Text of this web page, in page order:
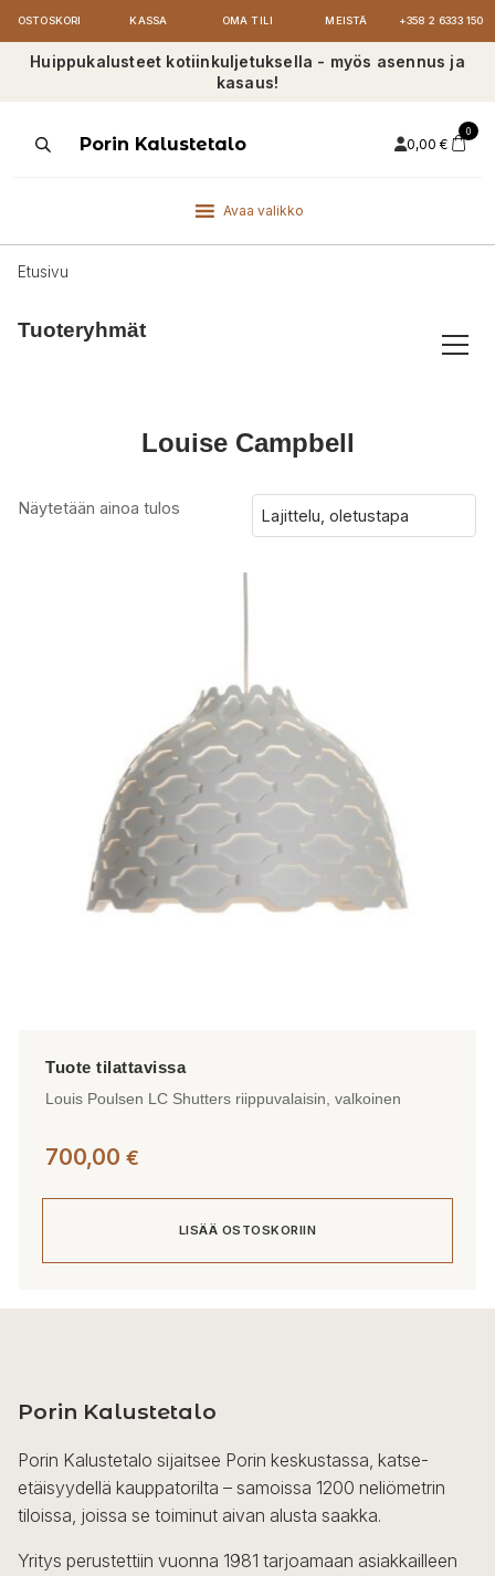
OSTOSKORI KASSA OMA TILI MEISTÄ +358 2 6333 150
Huippukalusteet kotiinkuljetuksella - myös asennus ja
kasaus!
ProductsPorin Kalustetalo 0,00 €
0
Avaa valikko
Etusivu
Tuoteryhmät
Louise Campbell
Näytetään ainoa tulos
Louis Poulsen LC Shutters riippuvalaisin, valkoinen
700,00 €
LISÄÄ OSTOSKORIIN
Porin Kalustetalo
Porin Kalustetalo sijaitsee Porin keskustassa, katse-
etäisyydellä kauppatorilta – samoissa 1200 neliömetrin
tiloissa, joissa se toiminut aivan alusta saakka.
Yritys perustettiin vuonna 1981 tarjoamaan asiakkailleen